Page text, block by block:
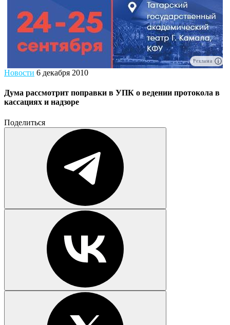
Реклама
Новости 6 декабря 2010
Дума рассмотрит поправки в УПК о ведении протокола в
кассациях и надзоре
Поделиться